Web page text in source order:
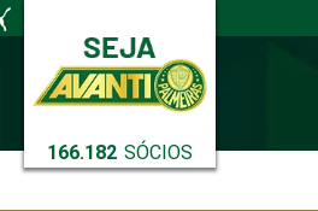
166.182 SÓCIOS